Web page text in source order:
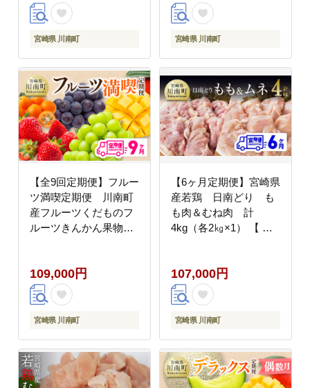
宮崎県 川南町
[C03012t6]
宮崎県 川南町
【全9回定期便】フルー
ツ満喫定期便 川南町
産フルーツくだものフ
ルーツきんかん果物フ
果物フルーツぶどうフ
ルーツピオーネフルー
ツシャインマスカット
フルーツ[D11701t9]
109,000円
宮崎県 川南町
【6ヶ月定期便】宮崎県
産若鶏 日南どり も
も肉＆むね肉 計
4kg（各2㎏×1） 【 ふ
崎県産 川南町 おうち時
間 おうちごはん 定期便
送料無料 】 [C05308t6]
107,000円
宮崎県 川南町